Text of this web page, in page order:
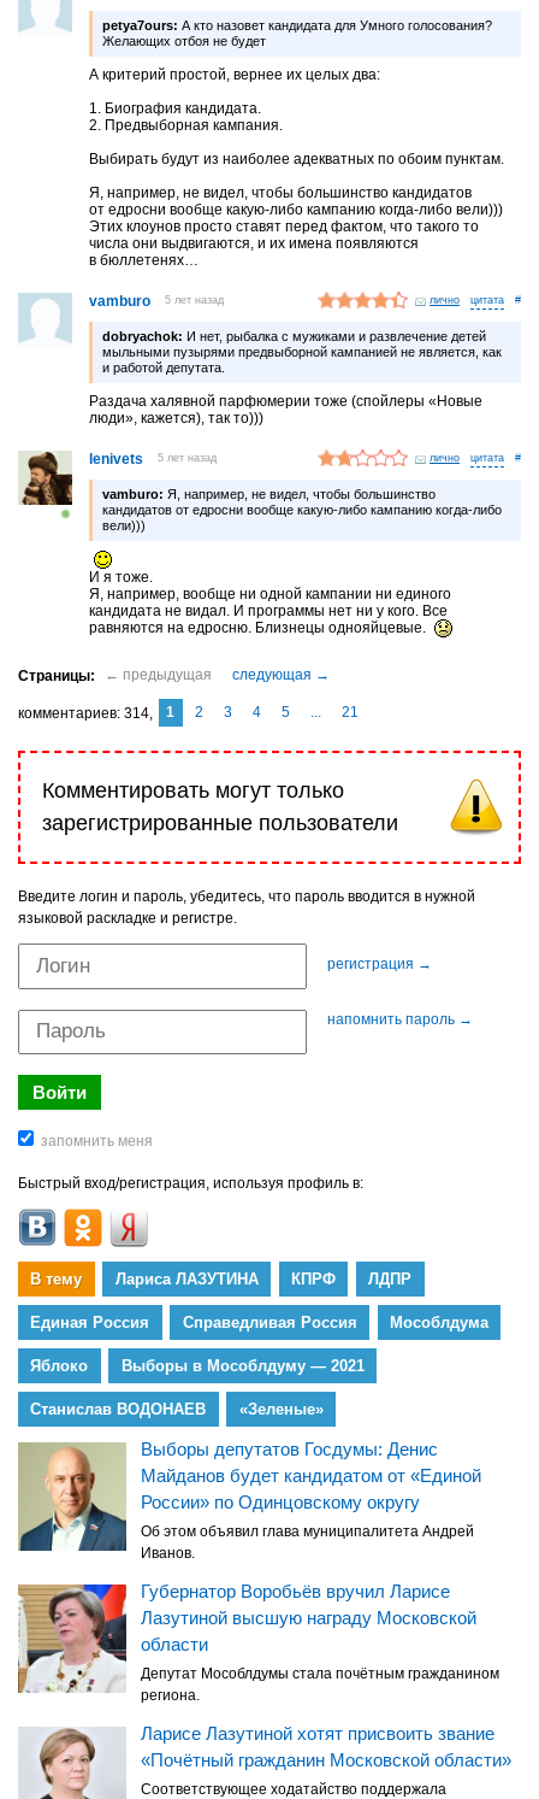
petya7ours: А кто назовет кандидата для Умного голосования?
Желающих отбоя не будет
А критерий простой, вернее их целых два:
1. Биография кандидата.
2. Предвыборная кампания.
Выбирать будут из наиболее адекватных по обоим пунктам.
Я, например, не видел, чтобы большинство кандидатов
от едросни вообще какую-либо кампанию когда-либо вели)))
Этих клоунов просто ставят перед фактом, что такого то
числа они выдвигаются, и их имена появляются
в бюллетенях…
vamburo 5 лет назад лично #
dobryachok: И нет, рыбалка с мужиками и развлечение детей
мыльными пузырями предвыборной кампанией не является, как
и работой депутата.
Раздача халявной парфюмерии тоже (спойлеры «Новые
люди», кажется), так то)))
lenivets 5 лет назад лично #
vamburo: Я, например, не видел, чтобы большинство
кандидатов от едросни вообще какую-либо кампанию когда-либо
вели)))
И я тоже.
Я, например, вообще ни одной кампании ни единого
кандидата не видал. И программы нет ни у кого. Все
равняются на едросню. Близнецы однояйцевые.
комментариев 314 1 2 3 4 5 ... 21
Комментировать могут только
зарегистрированные пользователи
Введите логин и пароль, убедитесь, что пароль вводится в нужной
языковой раскладке и регистре.
регистрация →
напомнить пароль →
Быстрый вход/регистрация, используя профиль в:
В тему Лариса ЛАЗУТИНА КПРФ ЛДПР
Единая Россия Справедливая Россия Мособлдума
Яблоко Выборы в Мособлдуму — 2021
Станислав ВОДОНАЕВ «Зеленые»
Выборы депутатов Госдумы: Денис
Майданов будет кандидатом от «Единой
России» по Одинцовскому округу
Об этом объявил глава муниципалитета Андрей
Иванов.
Губернатор Воробьёв вручил Ларисе
Лазутиной высшую награду Московской
области
Депутат Мособлдумы стала почётным гражданином
региона.
Ларисе Лазутиной хотят присвоить звание
«Почётный гражданин Московской области»
Соответствующее ходатайство поддержала